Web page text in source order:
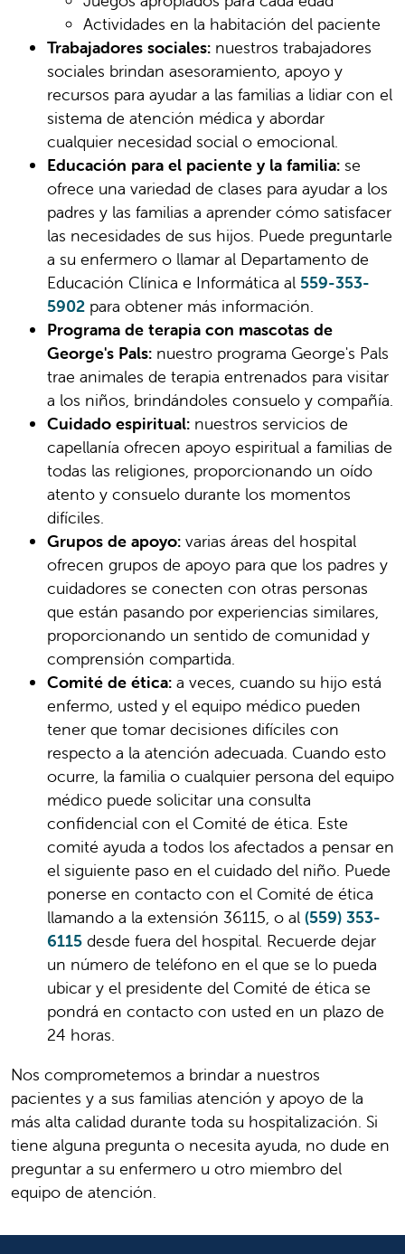
Actividades en la habitación del paciente
Trabajadores sociales: nuestros trabajadores
sociales brindan asesoramiento, apoyo y
recursos para ayudar a las familias a lidiar con el
sistema de atención médica y abordar
cualquier necesidad social o emocional.
Educación para el paciente y la familia: se
ofrece una variedad de clases para ayudar a los
padres y las familias a aprender cómo satisfacer
las necesidades de sus hijos. Puede preguntarle
a su enfermero o llamar al Departamento de
Educación Clínica e Informática al 559-353-
5902 para obtener más información.
Programa de terapia con mascotas de
George's Pals: nuestro programa George's Pals
trae animales de terapia entrenados para visitar
a los niños, brindándoles consuelo y compañía.
Cuidado espiritual: nuestros servicios de
capellanía ofrecen apoyo espiritual a familias de
todas las religiones, proporcionando un oído
atento y consuelo durante los momentos
difíciles.
Grupos de apoyo: varias áreas del hospital
ofrecen grupos de apoyo para que los padres y
cuidadores se conecten con otras personas
que están pasando por experiencias similares,
proporcionando un sentido de comunidad y
comprensión compartida.
Comité de ética: a veces, cuando su hijo está
enfermo, usted y el equipo médico pueden
tener que tomar decisiones difíciles con
respecto a la atención adecuada. Cuando esto
ocurre, la familia o cualquier persona del equipo
médico puede solicitar una consulta
confidencial con el Comité de ética. Este
comité ayuda a todos los afectados a pensar en
el siguiente paso en el cuidado del niño. Puede
ponerse en contacto con el Comité de ética
llamando a la extensión 36115, o al (559) 353-
6115 desde fuera del hospital. Recuerde dejar
un número de teléfono en el que se lo pueda
ubicar y el presidente del Comité de ética se
pondrá en contacto con usted en un plazo de
24 horas.
Nos comprometemos a brindar a nuestros
pacientes y a sus familias atención y apoyo de la
más alta calidad durante toda su hospitalización. Si
tiene alguna pregunta o necesita ayuda, no dude en
preguntar a su enfermero u otro miembro del
equipo de atención.